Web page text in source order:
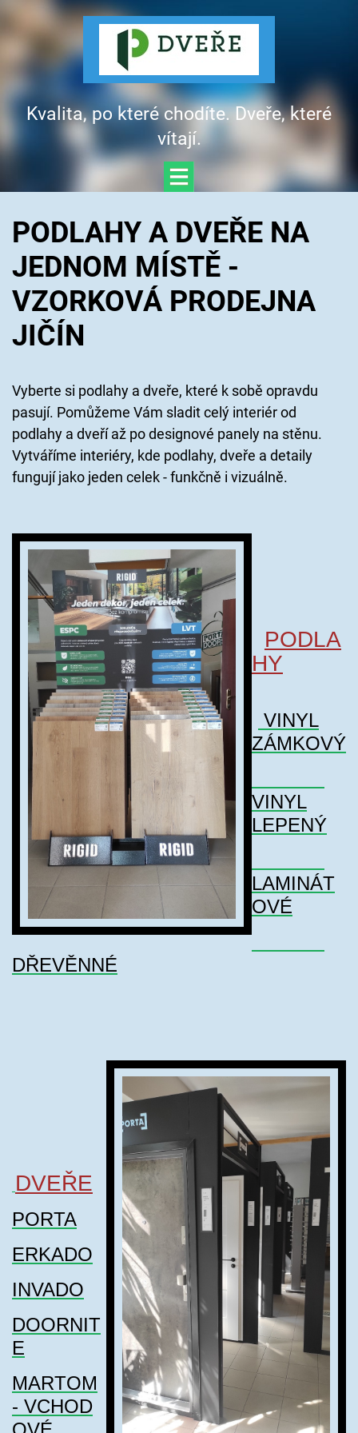
Kvalita, po které chodíte. Dveře, které
vítají.
PODLAHY A DVEŘE NA
JEDNOM MÍSTĚ -
VZORKOVÁ PRODEJNA
JIČÍN
Vyberte si podlahy a dveře, které k sobě opravdu
pasují. Pomůžeme Vám sladit celý interiér od
podlahy a dveří až po designové panely na stěnu.
Vytváříme interiéry, kde podlahy, dveře a detaily
fungují jako jeden celek - funkčně i vizuálně.
PODLA
HY
VINYL
ZÁMKOVÝ
VINYL
LEPENÝ
LAMINÁT
OVÉ
DŘEVĚNNÉ
DVEŘE
PORTA
ERKADO
INVADO
DOORNIT
E
MARTOM
- VCHOD